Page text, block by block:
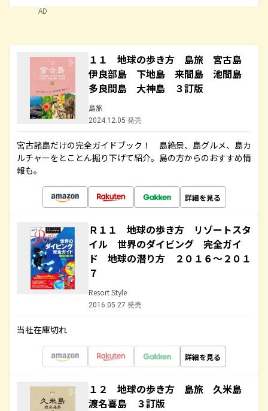
AD
１１ 地球の歩き方 島旅 宮古島
伊良部島 下地島 来間島 池間島
多良間島 大神島 ３訂版
島旅
2024.12.05 発売
宮古諸島だけの完全ガイドブック！ 島絶景、島グルメ、島カ
ルチャーをとことん掘り下げて紹介。島の方からのおすすめ情
報も。
詳細を見る
Ｒ１１ 地球の歩き方 リゾートスタ
イル 世界のダイビング 完全ガイ
ド 地球の潜り方 ２０１６～２０１
７
Resort Style
2016.05.27 発売
当社在庫切れ
詳細を見る
１２ 地球の歩き方 島旅 久米島
渡名喜島 ３訂版